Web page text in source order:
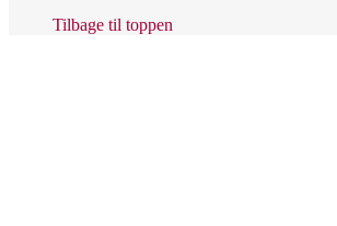
Tilbage til toppen